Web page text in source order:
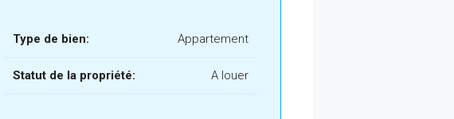
Type de bien: Appartement
Statut de la propriété: A louer